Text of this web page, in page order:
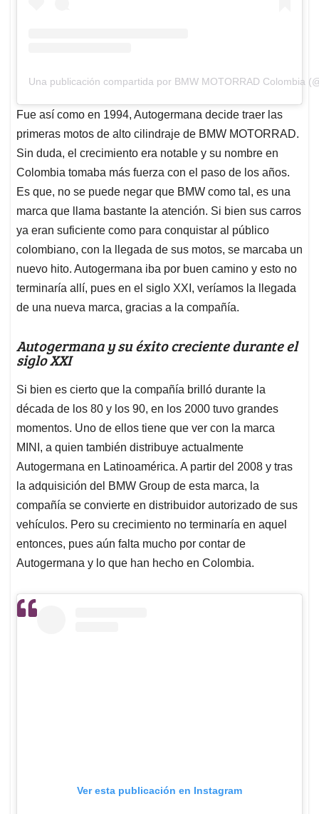
Una publicación compartida por BMW MOTORRAD Colombia
Fue así como en 1994, Autogermana decide traer las
primeras motos de alto cilindraje de BMW MOTORRAD.
Sin duda, el crecimiento era notable y su nombre en
Colombia tomaba más fuerza con el paso de los años.
Es que, no se puede negar que BMW como tal, es una
marca que llama bastante la atención. Si bien sus carros
ya eran suficiente como para conquistar al público
colombiano, con la llegada de sus motos, se marcaba un
nuevo hito. Autogermana iba por buen camino y esto no
terminaría allí, pues en el siglo XXI, veríamos la llegada
de una nueva marca, gracias a la compañía.
Autogermana y su éxito creciente durante el
siglo XXI
Si bien es cierto que la compañía brilló durante la
década de los 80 y los 90, en los 2000 tuvo grandes
momentos. Uno de ellos tiene que ver con la marca
MINI, a quien también distribuye actualmente
Autogermana en Latinoamérica. A partir del 2008 y tras
la adquisición del BMW Group de esta marca, la
compañía se convierte en distribuidor autorizado de sus
vehículos. Pero su crecimiento no terminaría en aquel
entonces, pues aún falta mucho por contar de
Autogermana y lo que han hecho en Colombia.
Ver esta publicación en Instagram